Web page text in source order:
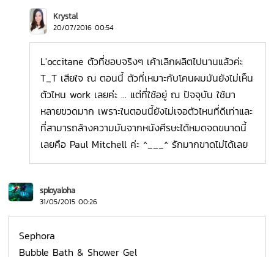
Krystal
20/07/2016 00:54
L'occitane ตัวที่ชอบจริงๆ เค้าเลิกผลิตไปนานแล้วค่ะ
T_T เสียใจ ณ ตอนนี้ ตัวที่เหมาะกับโคนผมมันยังไม่เห็น
ตัวไหน work เลยค่ะ ... แต่ที่ใช้อยู่ ณ ปัจจุบัน ใช้มา
หลายขวดมาก เพราะในตอนนี้ยังไม่เจอตัวไหนที่ดีเท่าและ
ที่สามารถล้างความมันจากหนังศีรษะได้หมดจดขนาดนี้
เลยคือ Paul Mitchell ค่ะ ^___^ รักมากขาดไม่ได้เลย
sployaloha
31/05/2015 00:26
Sephora
Bubble Bath & Shower Gel